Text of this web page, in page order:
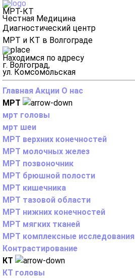
МРТ-КТ
Честная Медицина
Диагностический центр
МРТ и КТ в Волгограде
Находимся по адресу
г. Волгоград,
ул. Комсомольская
Главная Акции О нас
МРТ
мрт головы
мрт шеи
МРТ верхних конечностей
МРТ молочных желез
МРТ позвоночник
МРТ брюшной полости
МРТ кишечника
МРТ тазовой области
МРТ нижних конечностей
МРТ мягких тканей
МРТ комплексные исследования
Контрастирование
КТ
КТ головы